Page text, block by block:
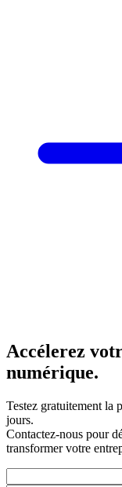
Accélerez
numérique.
Testez gratuitement la
jours.
Contactez-nous pour
transformer votre